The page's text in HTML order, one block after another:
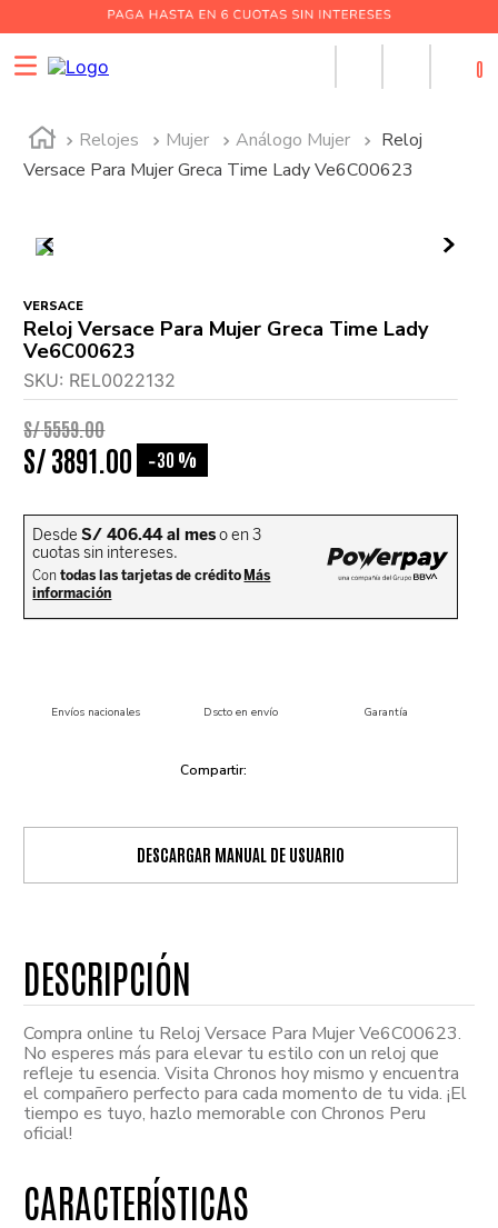
0
Relojes Mujer Análogo Mujer
Reloj
Versace Para Mujer Greca Time Lady Ve6C00623
VERSACE
Reloj Versace Para Mujer Greca Time Lady
Ve6C00623
SKU: REL0022132
S/5559.00
S/3891 00 -30 %
Envíos nacionales Dscto en envío Garantía
DESCARGAR MANUAL DE USUARIO
Compra online tu Reloj Versace Para Mujer Ve6C00623.
No esperes más para elevar tu estilo con un reloj que
refleje tu esencia. Visita Chronos hoy mismo y encuentra
el compañero perfecto para cada momento de tu vida. ¡El
tiempo es tuyo, hazlo memorable con Chronos Peru
oficial!